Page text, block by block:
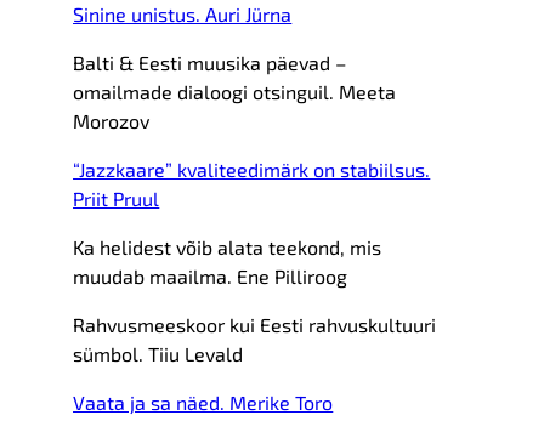
Sinine unistus. Auri Jürna
Balti & Eesti muusika päevad –
omailmade dialoogi otsinguil. Meeta
Morozov
“Jazzkaare” kvaliteedimärk on stabiilsus.
Priit Pruul
Ka helidest võib alata teekond, mis
muudab maailma. Ene Pilliroog
Rahvusmeeskoor kui Eesti rahvuskultuuri
sümbol. Tiiu Levald
Vaata ja sa näed. Merike Toro